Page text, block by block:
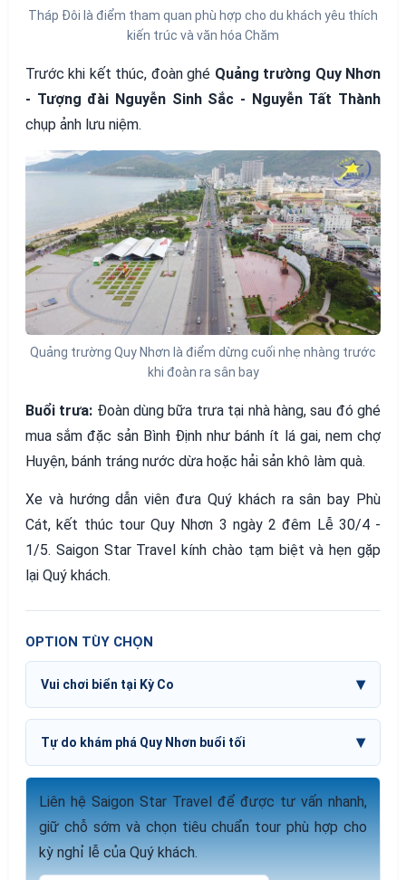
Tháp Đôi là điểm tham quan phù hợp cho du khách yêu thích
kiến trúc và văn hóa Chăm
Trước khi kết thúc, đoàn ghé Quảng trường Quy Nhơn
- Tượng đài Nguyễn Sinh Sắc - Nguyễn Tất Thành
chụp ảnh lưu niệm.
Quảng trường Quy Nhơn là điểm dừng cuối nhẹ nhàng trước
khi đoàn ra sân bay
Buổi trưa: Đoàn dùng bữa trưa tại nhà hàng, sau đó ghé
mua sắm đặc sản Bình Định như bánh ít lá gai, nem chợ
Huyện, bánh tráng nước dừa hoặc hải sản khô làm quà.
Xe và hướng dẫn viên đưa Quý khách ra sân bay Phù
Cát, kết thúc tour Quy Nhơn 3 ngày 2 đêm Lễ 30/4 -
1/5. Saigon Star Travel kính chào tạm biệt và hẹn gặp
lại Quý khách.
OPTION TÙY CHỌN
Vui chơi biển tại Kỳ Co
Tự do khám phá Quy Nhơn buổi tối
Liên hệ Saigon Star Travel để được tư vấn nhanh,
giữ chỗ sớm và chọn tiêu chuẩn tour phù hợp cho
kỳ nghỉ lễ của Quý khách.